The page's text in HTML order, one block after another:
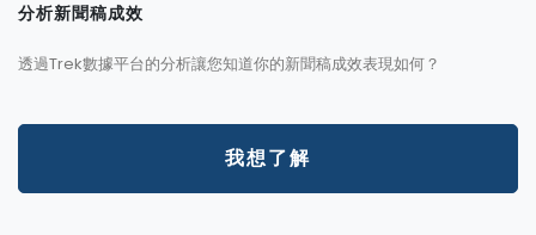
分析新聞稿成效
透過Trek數據平台的分析讓您知道你的新聞稿成效表現如何？
我想了解